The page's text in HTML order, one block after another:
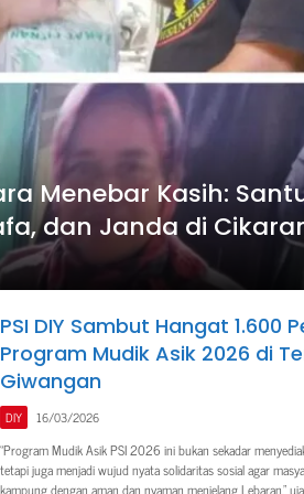
Menebar Kasih:
dan Janda di
PSI DIY Sambut Hangat 1.600
Program Mudik Asik 2026 di
Giwangan
DIY 16/03/2026
“Program Mudik Asik PSI 2026 ini bukan sekadar
tetapi juga menjadi wujud nyata solidaritas sosial agar
kampung dengan aman dan nyaman menjelang Lebaran,”